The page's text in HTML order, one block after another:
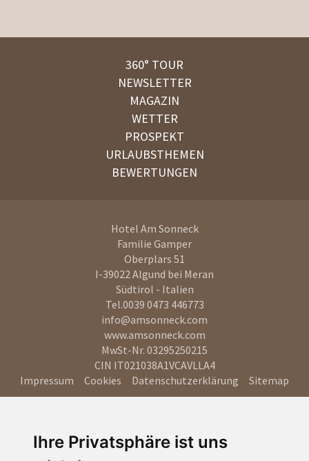
Ihre Privatsphäre ist uns
360° TOUR
NEWSLETTER
MAGAZIN
WETTER
PROSPEKT
URLAUBSTHEMEN
BEWERTUNGEN
Hotel Am Sonneck
Familie Gamper
Oberplars 51
I-39022Algund bei Meran
Südtirol - Italien
Tel.0039 0473 446773
info@amsonneck.com
www.amsonneck.com
MwSt-Nr. 03295250215
CIN IT021038A1VCAVLLA4
Impressum
Cookies Datenschutzerklärung Sitemap